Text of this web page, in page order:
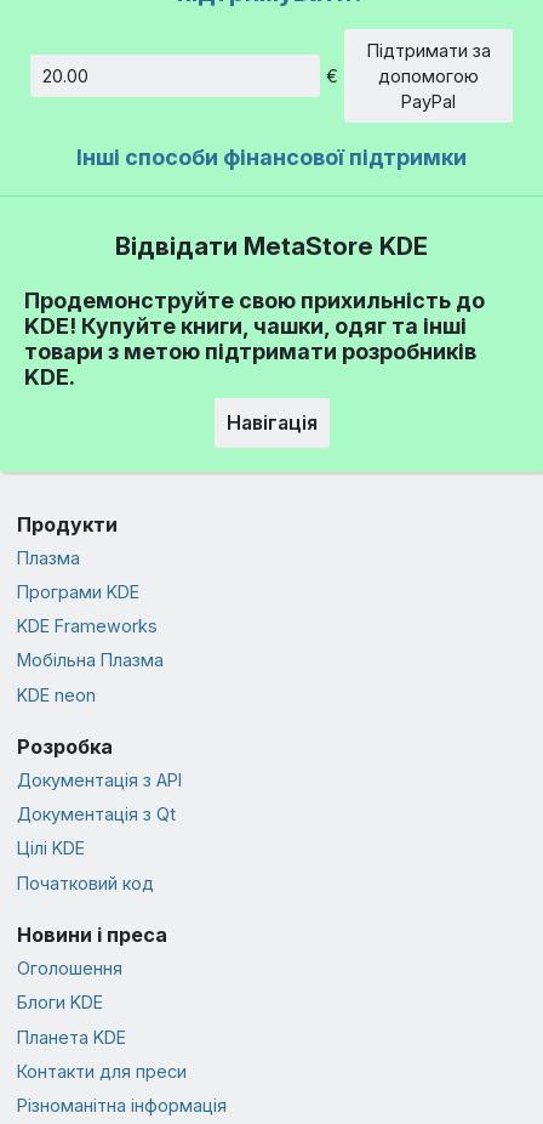
€
Підтримати за
допомогою
PayPal
Інші способи фінансової підтримки
Відвідати MetaStore KDE
Продемонструйте свою прихильність до
KDE! Купуйте книги, чашки, одяг та інші
товари з метою підтримати розробників
KDE.
Навігація
Продукти
Плазма
Програми KDE
KDE Frameworks
Мобільна Плазма
KDE neon
Розробка
Документація з API
Документація з Qt
Цілі KDE
Початковий код
Новини і преса
Оголошення
Блоги KDE
Планета KDE
Контакти для преси
Різноманітна інформація